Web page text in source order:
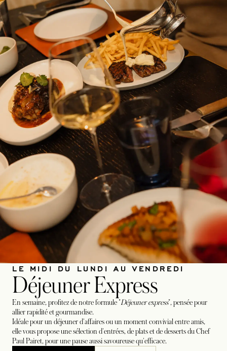
LE MIDI DU LUNDI AU VENDREDI
Déjeuner Express
En semaine, profitez de notre formule "Déjeuner express", pensée pour
allier rapidité et gourmandise.
Idéale pour un déjeuner d'affaires ou un moment convivial entre amis,
elle vous propose une sélection d'entrées, de plats et de desserts du Chef
Paul Pairet, pour une pause aussi savoureuse qu'efficace.